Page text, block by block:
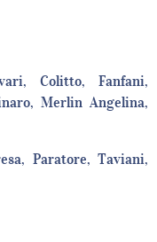
Colitto, Fanfani,
Merlin Angelina,
Paratore, Taviani,